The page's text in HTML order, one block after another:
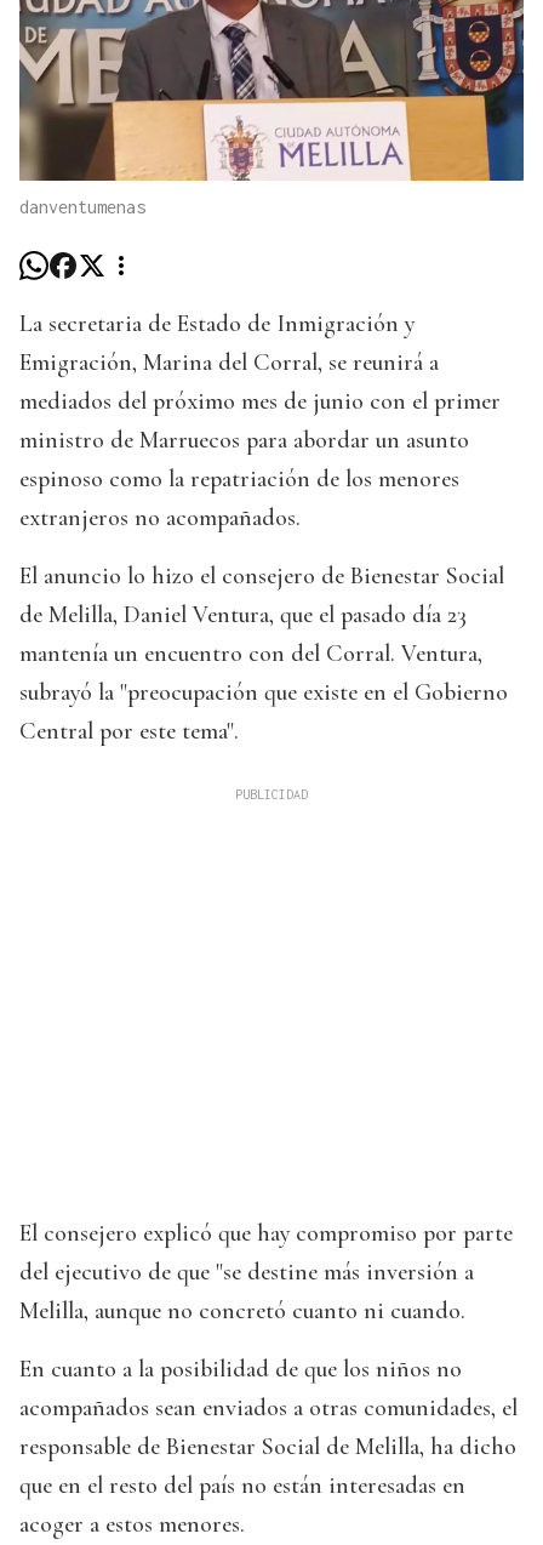
danventumenas
La secretaria de Estado de Inmigración y
Emigración, Marina del Corral, se reunirá a
mediados del próximo mes de junio con el primer
ministro de Marruecos para abordar un asunto
espinoso como la repatriación de los menores
extranjeros no acompañados.
El anuncio lo hizo el consejero de Bienestar Social
de Melilla, Daniel Ventura, que el pasado día 23
mantenía un encuentro con del Corral. Ventura,
subrayó la "preocupación que existe en el Gobierno
Central por este tema".
El consejero explicó que hay compromiso por parte
del ejecutivo de que "se destine más inversión a
Melilla, aunque no concretó cuanto ni cuando.
En cuanto a la posibilidad de que los niños no
acompañados sean enviados a otras comunidades, el
responsable de Bienestar Social de Melilla, ha dicho
que en el resto del país no están interesadas en
acoger a estos menores.